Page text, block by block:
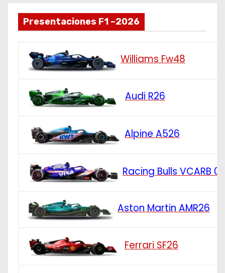
Presentaciones F1 ~2026
Williams Fw48
Audi R26
Alpine A526
Racing Bulls VCARB 03
Aston Martin AMR26
Ferrari SF26